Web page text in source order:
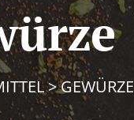
>GEWÜRZE